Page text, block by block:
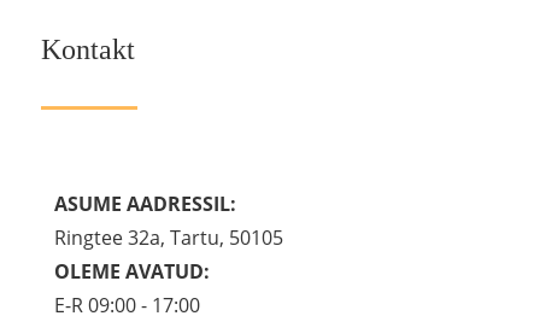
Kontakt
ASUME AADRESSIL:
Ringtee 32a, Tartu, 50105
OLEME AVATUD:
E-R 09:00 - 17:00